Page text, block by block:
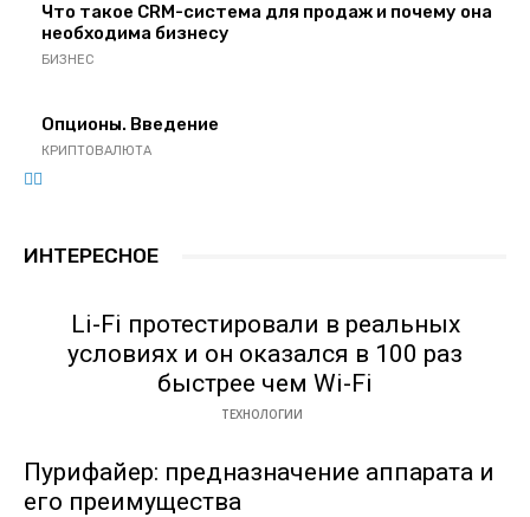
Что такое CRM-система для продаж и почему она
необходима бизнесу
БИЗНЕС
Опционы. Введение
КРИПТОВАЛЮТА
ИНТЕРЕСНОЕ
Li-Fi протестировали в реальных
условиях и он оказался в 100 раз
быстрее чем Wi-Fi
ТЕХНОЛОГИИ
Пурифайер: предназначение аппарата и
его преимущества